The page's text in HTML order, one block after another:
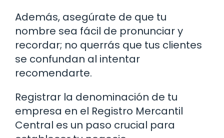
Además, asegúrate de que tu
nombre sea fácil de pronunciar y
recordar; no querrás que tus clientes
se confundan al intentar
recomendarte.
Registrar la denominación de tu
empresa en el Registro Mercantil
Central es un paso crucial para